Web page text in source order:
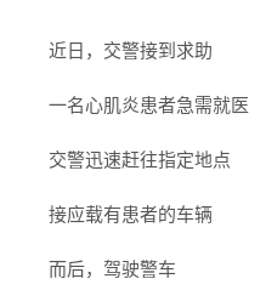
近日，交警接到求助
一名心肌炎患者急需就医
交警迅速赶往指定地点
接应载有患者的车辆
而后，驾驶警车